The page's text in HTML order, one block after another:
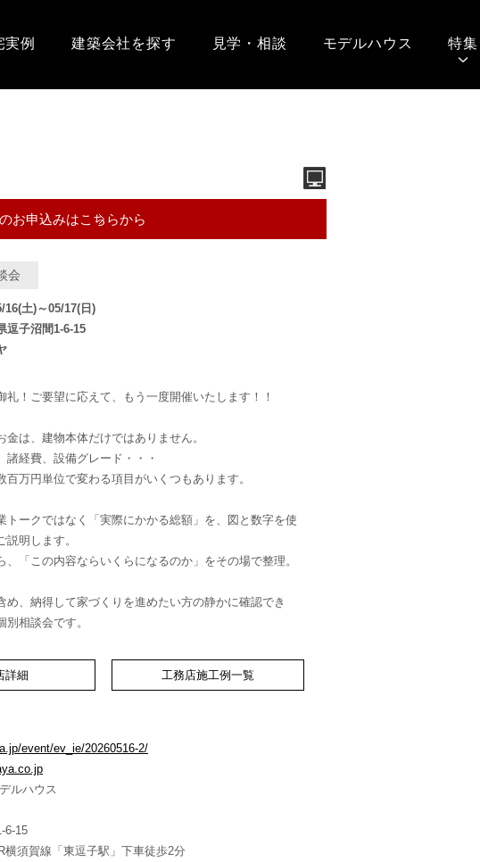
実例 建築会社を探す 見学・相談 モデルハウス 特集
がわかる個別相談会 ゆったり静かに確認したい方のための個
クなし！ 現在の注文住宅にかかる総額が見える化できる！
お申込みはこちらから
会
土)～05/17(日)
逗子沼間1-6-15
礼！ご要望に応えて、もう一度開催いたします！！
金は、建物本体だけではありません。
諸経費、設備グレード・・・
百万円単位で変わる項目がいくつもあります。
トークではなく「実際にかかる総額」を、図と数字を使
説明します。
、「この内容ならいくらになるのか」をその場で整理。
め、納得して家づくりを進めたい方の静かに確認でき
別相談会です。
詳細 工務店施工例一覧
event/ev_ie/20260516-2/
ルハウス
6-15
横須賀線「東逗子駅」下車徒歩2分